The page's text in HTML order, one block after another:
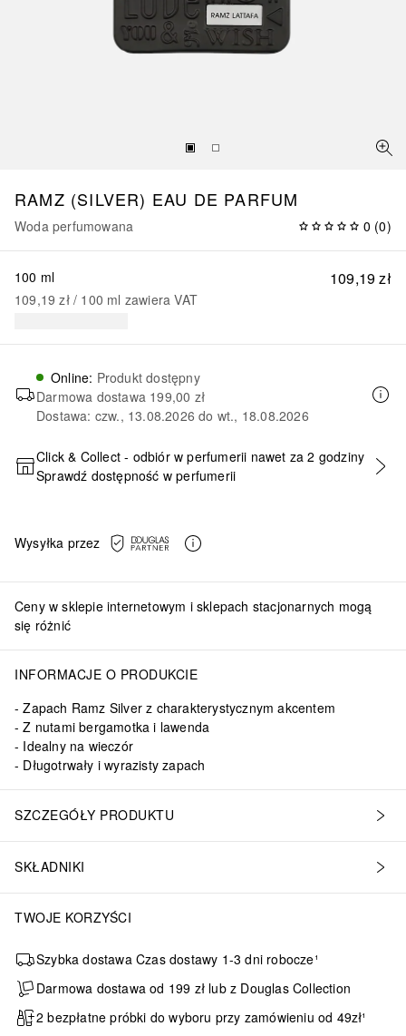
RAMZ (SILVER) EAU DE PARFUM
Woda perfumowana 0 (0)
109,19 zł
100 ml
109,19 zł / 100 ml zawiera VAT
Online: Produkt dostępny
Darmowa dostawa 199,00 zł
Dostawa: czw., 13.08.2026 do wt., 18.08.2026
DODAJ DO KOSZYKA
Click & Collect - odbiór w perfumerii nawet za 2 godziny
Sprawdź dostępność w perfumerii
Wysyłka przez
Ceny w sklepie internetowym i sklepach stacjonarnych mogą
się różnić
INFORMACJE O PRODUKCIE
Zapach Ramz Silver z charakterystycznym akcentem
Z nutami bergamotka i lawenda
Idealny na wieczór
Długotrwały i wyrazisty zapach
SZCZEGÓŁY PRODUKTU
SKŁADNIKI
TWOJE KORZYŚCI
Szybka dostawa Czas dostawy 1-3 dni robocze¹
Darmowa dostawa od 199 zł lub z Douglas Collection
2 bezpłatne próbki do wyboru przy zamówieniu od 49zł¹